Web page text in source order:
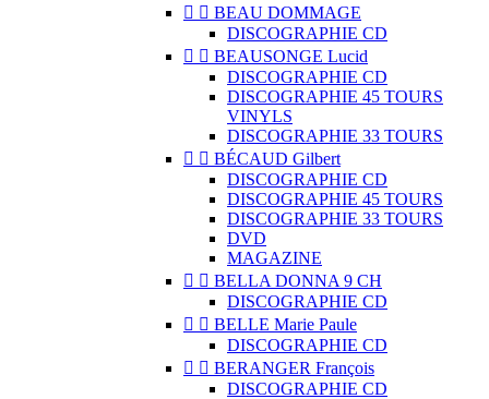
  BEAU DOMMAGE
DISCOGRAPHIE CD
  BEAUSONGE Lucid
DISCOGRAPHIE CD
DISCOGRAPHIE 45 TOURS
VINYLS
DISCOGRAPHIE 33 TOURS
  BÉCAUD Gilbert
DISCOGRAPHIE CD
DISCOGRAPHIE 45 TOURS
DISCOGRAPHIE 33 TOURS
DVD
MAGAZINE
  BELLA DONNA 9 CH
DISCOGRAPHIE CD
  BELLE Marie Paule
DISCOGRAPHIE CD
  BERANGER François
DISCOGRAPHIE CD